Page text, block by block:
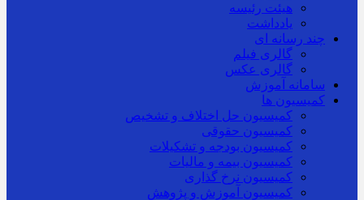
هیئت رئیسه
یادداشت
چند رسانه ای
گالری فیلم
گالری عکس
سامانه آموزش
کمیسیون ها
کمیسیون حل اختلاف و تشخیص
کمیسیون حقوقی
کمیسیون بودجه و تشکیلات
کمیسیون بیمه و مالیات
کمیسیون نرخ گذاری
کمیسیون آموزش و پژوهش